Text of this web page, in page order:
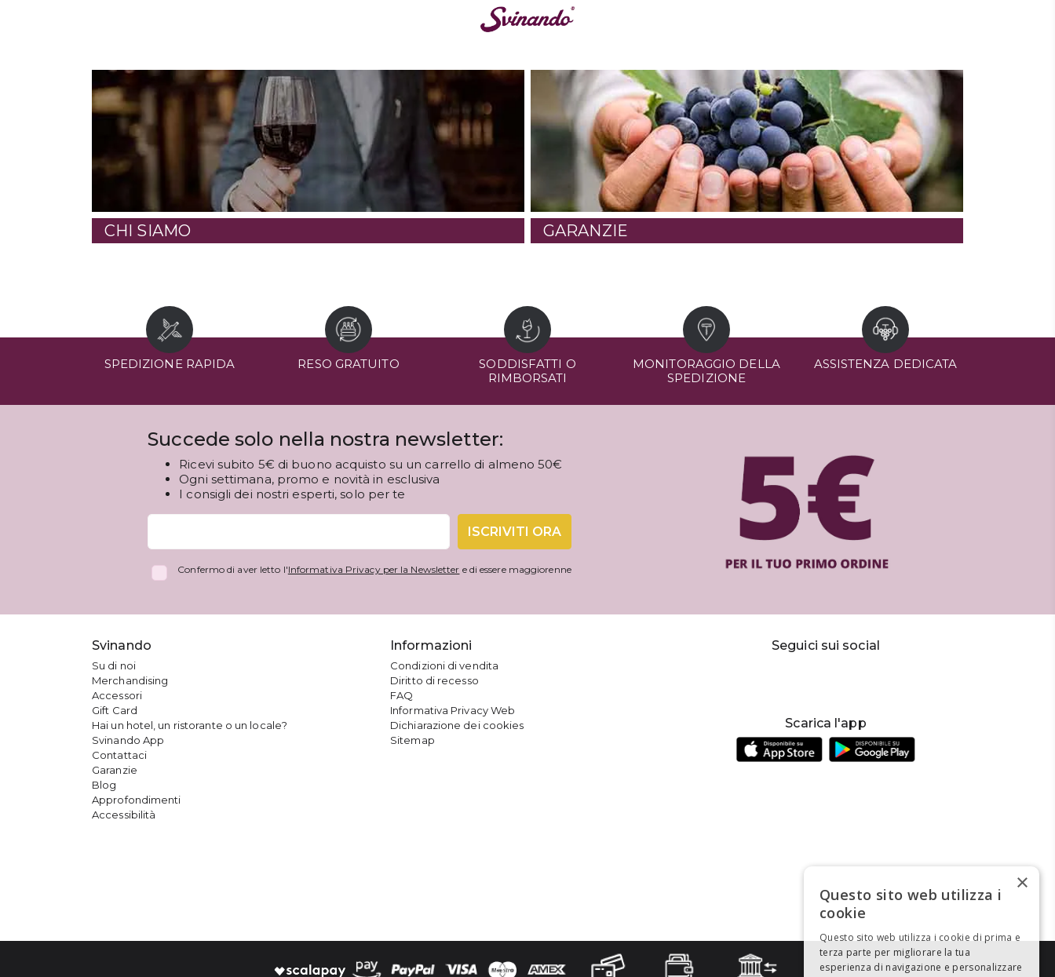
CHI SIAMO GARANZIE
SPEDIZIONE RAPIDA RESO GRATUITO
SODDISFATTI O
RIMBORSATI
MONITORAGGIO DELLA
SPEDIZIONE
ASSISTENZA DEDICATA
Succede solo nella nostra newsletter:
Ricevi subito 5€ di buono acquisto su un carrello di almeno 50€
Ogni settimana, promo e novità in esclusiva
I consigli dei nostri esperti, solo per te
ISCRIVITI ORA
Confermo di aver letto l'Informativa Privacy per la Newsletter e di essere maggiorenne
Svinando
Su di noi
Merchandising
Accessori
Gift Card
Hai un hotel, un ristorante o un locale?
Svinando App
Contattaci
Garanzie
Blog
Approfondimenti
Accessibilità
Informazioni
Condizioni di vendita
Diritto di recesso
FAQ
Informativa Privacy Web
Dichiarazione dei cookies
Sitemap
Seguici sui social
Scarica l'app
×
Questo sito web utilizza i
cookie
Questo sito web utilizza i cookie di prima e
terza parte per migliorare la tua
esperienza di navigazione e personalizzare